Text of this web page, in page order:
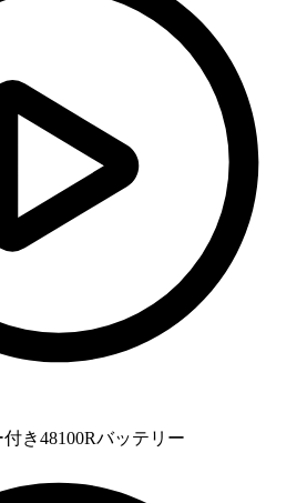
き48100Rバッテリー